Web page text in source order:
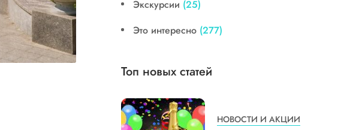
Экскурсии (25)
Это интересно (277)
Топ новых статей
НОВОСТИ И АКЦИИ